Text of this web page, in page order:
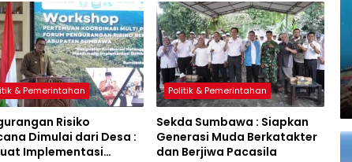
& Pemerintahan
Risiko
Dimulai dari Desa :
Implementasi
Politik & Pemerintahan
Sekda Sumbawa : Siapkan
Generasi Muda Berkatakter
dan Berjiwa Pacasila